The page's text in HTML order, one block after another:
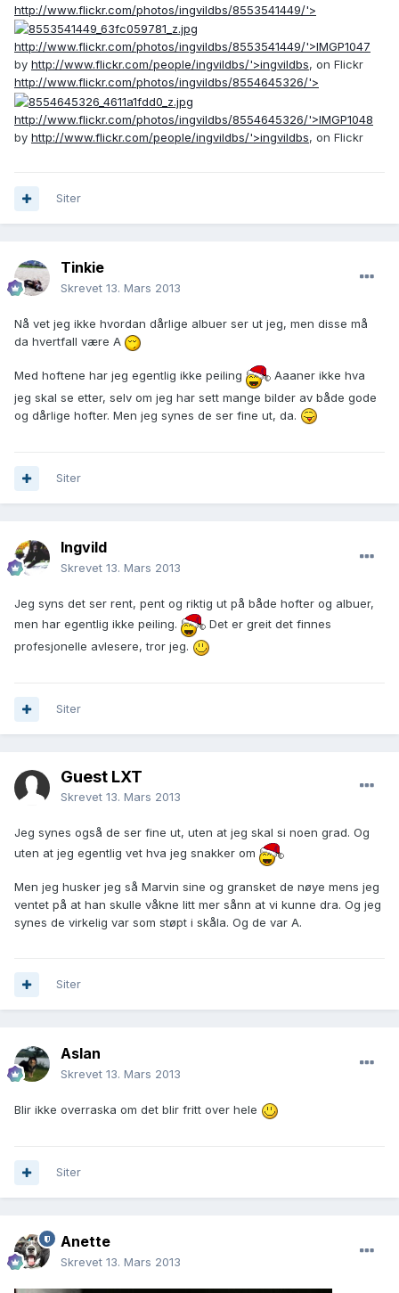
http://www.flickr.com/photos/ingvildbs/8553541449/'>
http://www.flickr.com/photos/ingvildbs/8553541449/'>IMGP1047
by http://www.flickr.com/people/ingvildbs/'>ingvildbs, on Flickr
http://www.flickr.com/photos/ingvildbs/8554645326/'>
http://www.flickr.com/photos/ingvildbs/8554645326/'>IMGP1048
by http://www.flickr.com/people/ingvildbs/'>ingvildbs, on Flickr
Siter
Tinkie
Skrevet 13. Mars 2013
Nå vet jeg ikke hvordan dårlige albuer ser ut jeg, men disse må
da hvertfall være A
Med hoftene har jeg egentlig ikke peiling
Aaaner ikke hva
jeg skal se etter, selv om jeg har sett mange bilder av både gode
og dårlige hofter. Men jeg synes de ser fine ut, da.
Siter
Ingvild
Skrevet 13. Mars 2013
Jeg syns det ser rent, pent og riktig ut på både hofter og albuer,
men har egentlig ikke peiling.
Det er greit det finnes
profesjonelle avlesere, tror jeg.
Siter
Guest LXT
Skrevet 13. Mars 2013
Jeg synes også de ser fine ut, uten at jeg skal si noen grad. Og
uten at jeg egentlig vet hva jeg snakker om
Men jeg husker jeg så Marvin sine og gransket de nøye mens jeg
ventet på at han skulle våkne litt mer sånn at vi kunne dra. Og jeg
synes de virkelig var som støpt i skåla. Og de var A.
Siter
Aslan
Skrevet 13. Mars 2013
Blir ikke overraska om det blir fritt over hele
Siter
Anette
Skrevet 13. Mars 2013